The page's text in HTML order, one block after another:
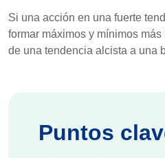
Si una acción en una fuerte
formar máximos y mínimos
de una tendencia alcista a una
Puntos